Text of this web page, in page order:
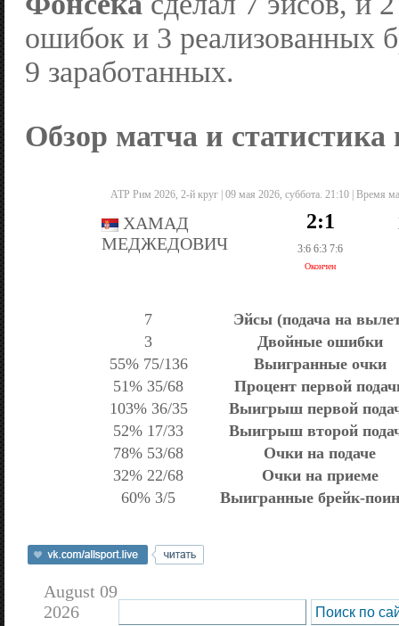
ошибок и 3 реализованных
9 заработанных.
Обзор матча и
ATP Рим 2026, 2-й круг | 09 мая 2026, суббота. 21:10 | Время
ХАМАД
МЕДЖЕДОВИЧ
2:1
3:6 6:3 7:6
Окончен
7
Эйсы (подача на
3
Двойные ошибки
55% 75/136
Выигранные очки
51% 35/68
Процент первой
103% 36/35
Выигрыш первой
52% 17/33
Выигрыш второй
78% 53/68
Очки на подаче
32% 22/68
Очки на приеме
60% 3/5
Выигранные брейк-
August 09
2026